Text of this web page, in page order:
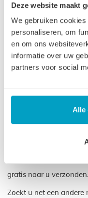
Deze website maakt
We gebruiken
personaliseren, om
en om ons
informatie over uw
partners voor social
Alle
vervangen. En dat
deze manier willen wij
en zorgen voor het
komen.
Garantie op
145
We geloven in de
deze garantie laten we
gratis naar u verzonden.
Zoekt u net een